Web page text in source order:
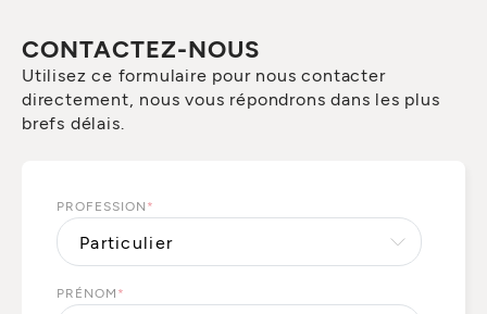
CONTACTEZ-NOUS
Utilisez ce formulaire pour nous contacter
directement, nous vous répondrons dans les plus
brefs délais.
PROFESSION *
PRÉNOM *